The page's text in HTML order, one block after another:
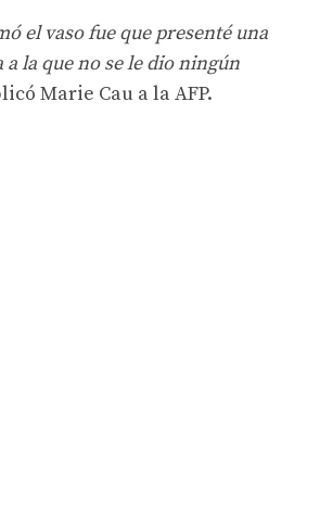
el vaso fue que presenté una
la que no se le dio ningún
Marie Cau a la AFP.